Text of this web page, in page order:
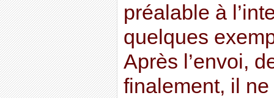
préalable à
quelques
Après l’envoi,
finalement, il